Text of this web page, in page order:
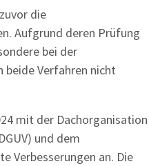
die
Aufgrund deren Prüfung
bei der
beide Verfahren nicht
mit der Dachorganisation
und dem
Verbesserungen an. Die